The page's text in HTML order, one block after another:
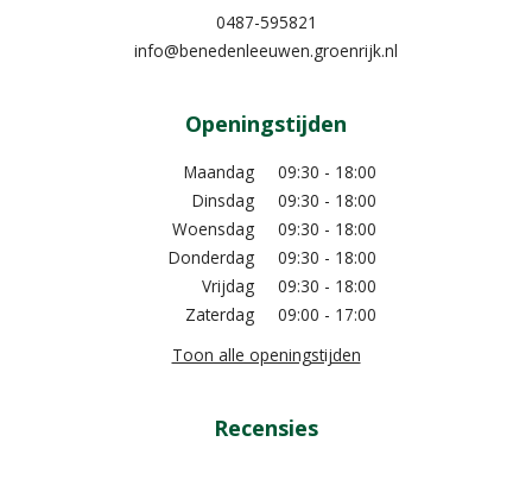
0487-595821
info@benedenleeuwen.groenrijk.nl
Openingstijden
Maandag
09:30 - 18:00
Dinsdag
09:30 - 18:00
Woensdag
09:30 - 18:00
Donderdag
09:30 - 18:00
Vrijdag
09:30 - 18:00
Zaterdag
09:00 - 17:00
Toon alle openingstijden
Recensies